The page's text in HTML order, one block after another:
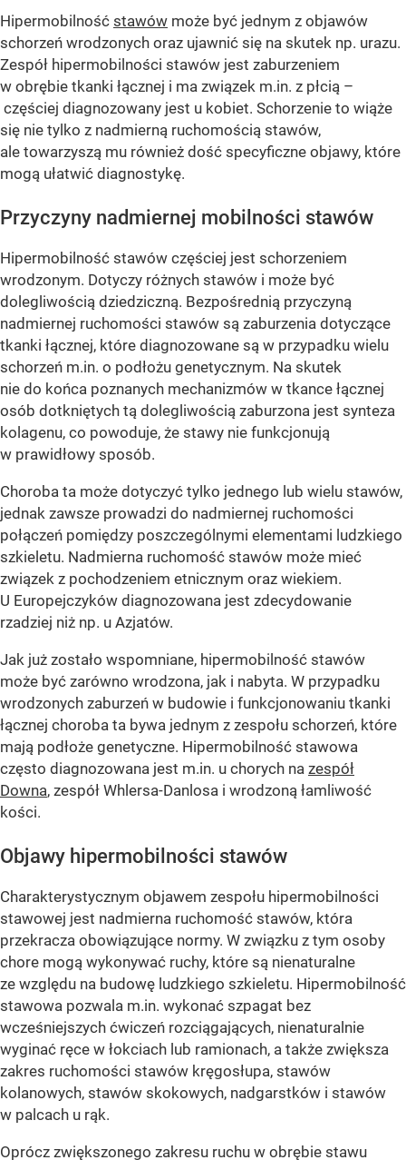
Hipermobilność stawów może być jednym z objawów
schorzeń wrodzonych oraz ujawnić się na skutek np. urazu.
Zespół hipermobilności stawów jest zaburzeniem
w obrębie tkanki łącznej i ma związek m.in. z płcią –
częściej diagnozowany jest u kobiet. Schorzenie to wiąże
się nie tylko z nadmierną ruchomością stawów,
ale towarzyszą mu również dość specyficzne objawy, które
mogą ułatwić diagnostykę.
Przyczyny nadmiernej mobilności stawów
Hipermobilność stawów częściej jest schorzeniem
wrodzonym. Dotyczy różnych stawów i może być
dolegliwością dziedziczną. Bezpośrednią przyczyną
nadmiernej ruchomości stawów są zaburzenia dotyczące
tkanki łącznej, które diagnozowane są w przypadku wielu
schorzeń m.in. o podłożu genetycznym. Na skutek
nie do końca poznanych mechanizmów w tkance łącznej
osób dotkniętych tą dolegliwością zaburzona jest synteza
kolagenu, co powoduje, że stawy nie funkcjonują
w prawidłowy sposób.
Choroba ta może dotyczyć tylko jednego lub wielu stawów,
jednak zawsze prowadzi do nadmiernej ruchomości
połączeń pomiędzy poszczególnymi elementami ludzkiego
szkieletu. Nadmierna ruchomość stawów może mieć
związek z pochodzeniem etnicznym oraz wiekiem.
U Europejczyków diagnozowana jest zdecydowanie
rzadziej niż np. u Azjatów.
Jak już zostało wspomniane, hipermobilność stawów
może być zarówno wrodzona, jak i nabyta. W przypadku
wrodzonych zaburzeń w budowie i funkcjonowaniu tkanki
łącznej choroba ta bywa jednym z zespołu schorzeń, które
mają podłoże genetyczne. Hipermobilność stawowa
często diagnozowana jest m.in. u chorych na zespół
Downa, zespół Whlersa-Danlosa i wrodzoną łamliwość
kości.
Objawy hipermobilności stawów
Charakterystycznym objawem zespołu hipermobilności
stawowej jest nadmierna ruchomość stawów, która
przekracza obowiązujące normy. W związku z tym osoby
chore mogą wykonywać ruchy, które są nienaturalne
ze względu na budowę ludzkiego szkieletu. Hipermobilność
stawowa pozwala m.in. wykonać szpagat bez
wcześniejszych ćwiczeń rozciągających, nienaturalnie
wyginać ręce w łokciach lub ramionach, a także zwiększa
zakres ruchomości stawów kręgosłupa, stawów
kolanowych, stawów skokowych, nadgarstków i stawów
w palcach u rąk.
Oprócz zwiększonego zakresu ruchu w obrębie stawu